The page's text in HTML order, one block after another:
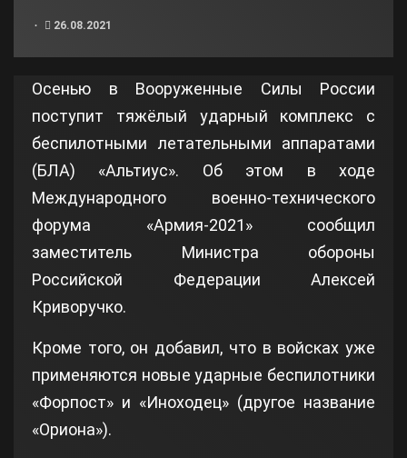
26.08.2021
Осенью в Вооруженные Силы России
поступит тяжёлый ударный комплекс с
беспилотными летательными аппаратами
(БЛА) «Альтиус». Об этом в ходе
Международного военно-технического
форума «Армия-2021» сообщил
заместитель Министра обороны
Российской Федерации Алексей
Криворучко.
Кроме того, он добавил, что в войсках уже
применяются новые ударные беспилотники
«Форпост» и «Иноходец» (другое название
«Ориона»).